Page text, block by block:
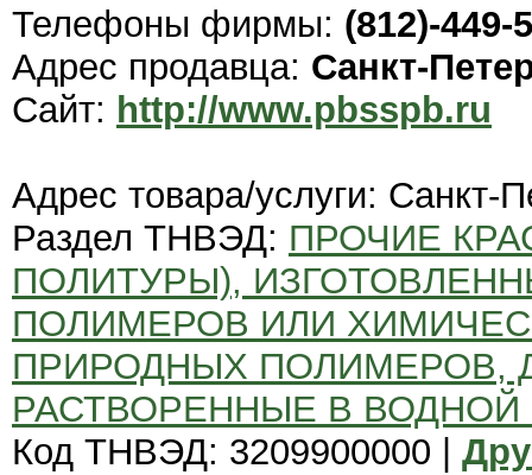
Телефоны фирмы: (812)-449-
Адрес продавца: Санкт-
Сайт: http://www.pbsspb.ru
Адрес товара/услуги: Санкт-
Раздел ТНВЭД: ПРОЧИЕ
ПОЛИТУРЫ),
ПОЛИМЕРОВ ИЛИ
ПРИРОДНЫХ ПОЛИМЕРОВ,
РАСТВОРЕННЫЕ В ВОДНОЙ
Код ТНВЭД: 3209900000 |